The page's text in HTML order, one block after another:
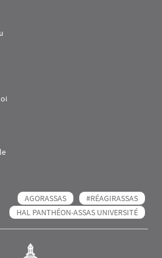
AGORASSAS
#RÉAGIRASSAS
HAL PANTHÉON-ASSAS UNIVERSITÉ